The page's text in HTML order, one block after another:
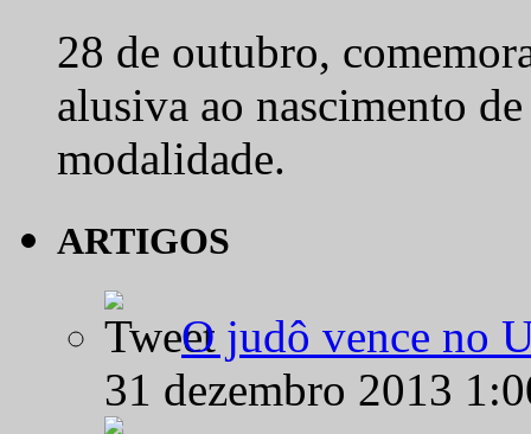
28 de outubro,
alusiva ao nascimento
modalidade.
ARTIGOS
O judô vence no
31 dezembro 2013